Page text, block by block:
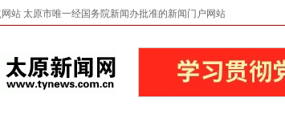
站 太原市唯一经国务院新闻办批准的新闻门户网站